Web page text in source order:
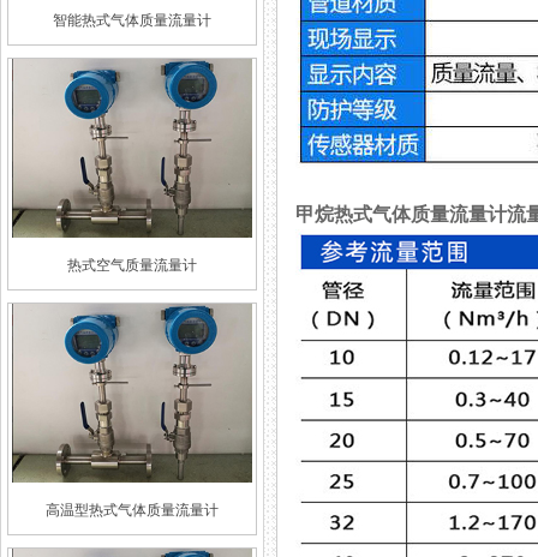
智能热式气体质量流量计
热式空气质量流量计
高温型热式气体质量流量计
甲烷热式气体质量流量计流